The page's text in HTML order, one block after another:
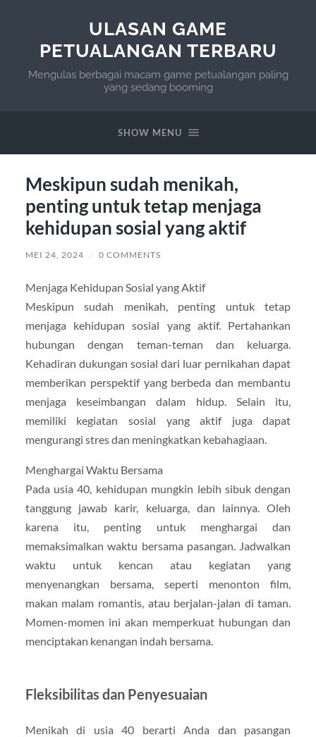
ULASAN GAME
PETUALANGAN TERBARU
Mengulas berbagai macam game petualangan paling
yang sedang booming
SHOW MENU
Meskipun sudah menikah,
penting untuk tetap menjaga
kehidupan sosial yang aktif
MEI 24, 2024 / 0 COMMENTS
Menjaga Kehidupan Sosial yang Aktif
Meskipun sudah menikah, penting untuk tetap
menjaga kehidupan sosial yang aktif. Pertahankan
hubungan dengan teman-teman dan keluarga.
Kehadiran dukungan sosial dari luar pernikahan dapat
memberikan perspektif yang berbeda dan membantu
menjaga keseimbangan dalam hidup. Selain itu,
memiliki kegiatan sosial yang aktif juga dapat
mengurangi stres dan meningkatkan kebahagiaan.
Menghargai Waktu Bersama
Pada usia 40, kehidupan mungkin lebih sibuk dengan
tanggung jawab karir, keluarga, dan lainnya. Oleh
karena itu, penting untuk menghargai dan
memaksimalkan waktu bersama pasangan. Jadwalkan
waktu untuk kencan atau kegiatan yang
menyenangkan bersama, seperti menonton film,
makan malam romantis, atau berjalan-jalan di taman.
Momen-momen ini akan memperkuat hubungan dan
menciptakan kenangan indah bersama.
Fleksibilitas dan Penyesuaian
Menikah di usia 40 berarti Anda dan pasangan